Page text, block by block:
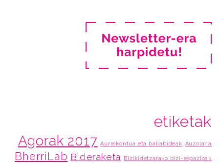
etiketak
Agorak 2017 Aurrekontua eta baliabideak Auzolana
BherriLab Bideraketa Bizikidetzarako bizi-espazioak